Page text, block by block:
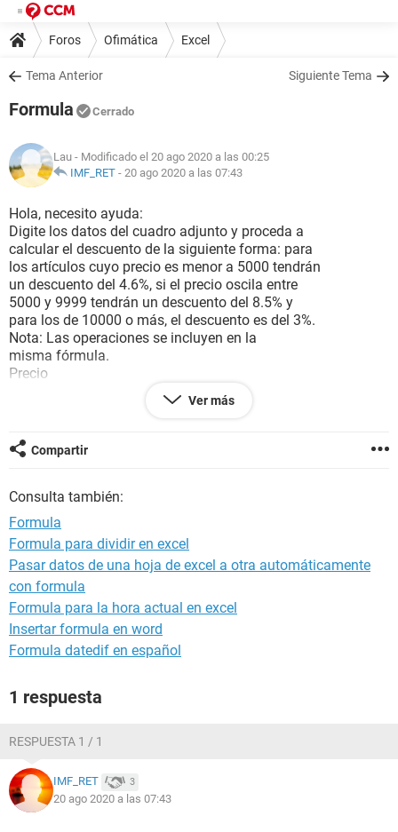
Foros Ofimática Excel
Tema Anterior Siguiente Tema
Formula Cerrado
Lau - Modificado el 20 ago 2020 a las 00:25
IMF_RET - 20 ago 2020 a las 07:43
Hola, necesito ayuda:
Digite los datos del cuadro adjunto y proceda a
calcular el descuento de la siguiente forma: para
los artículos cuyo precio es menor a 5000 tendrán
un descuento del 4.6%, si el precio oscila entre
5000 y 9999 tendrán un descuento del 8.5% y
para los de 10000 o más, el descuento es del 3%.
Nota: Las operaciones se incluyen en la
misma fórmula.
Precio
6845
15359
Ver más
Compartir
Consulta también:
Formula
Formula para dividir en excel
Pasar datos de una hoja de excel a otra automáticamente
con formula
Formula para la hora actual en excel
Insertar formula en word
Formula datedif en español
1 respuesta
RESPUESTA 1 / 1
IMF_RET 3
20 ago 2020 a las 07:43